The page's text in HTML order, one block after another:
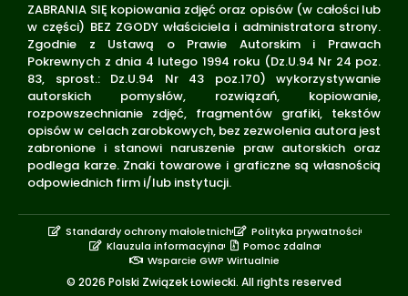
ZABRANIA SIĘ kopiowania zdjęć oraz opisów (w całości lub
w części) BEZ ZGODY właściciela i administratora strony.
Zgodnie z Ustawą o Prawie Autorskim i Prawach
Pokrewnych z dnia 4 lutego 1994 roku (Dz.U.94 Nr 24 poz.
83, sprost.: Dz.U.94 Nr 43 poz.170) wykorzystywanie
autorskich pomysłów, rozwiązań, kopiowanie,
rozpowszechnianie zdjęć, fragmentów grafiki, tekstów
opisów w celach zarobkowych, bez zezwolenia autora jest
zabronione i stanowi naruszenie praw autorskich oraz
podlega karze. Znaki towarowe i graficzne są własnością
odpowiednich firm i/lub instytucji.
© 2026 Polski Związek Łowiecki. All rights reserved
Standardy ochrony małoletnich
Polityka prywatności
Klauzula informacyjna
Pomoc zdalna
Wsparcie GWP Wirtualnie